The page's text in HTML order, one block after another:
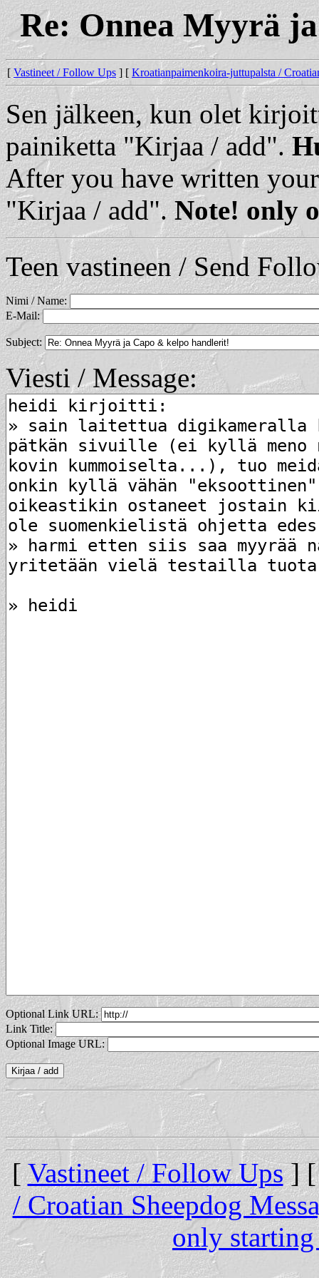
Re: Onnea Myyrä
[Vastineet / Follow Ups ] [ Kroatianpaimenkoira-juttupalsta /
Sen jälkeen, kun olet
painiketta "Kirjaa / add".
After you have written
"Kirjaa / add".Note! only
Teen vastineen / Send
Nimi / Name:
E-Mail:
Subject:
Viesti / Message:
Optional Link URL:
Link Title:
Optional Image URL:
[Vastineet / Follow Ups]
/ Croatian Sheepdog
only